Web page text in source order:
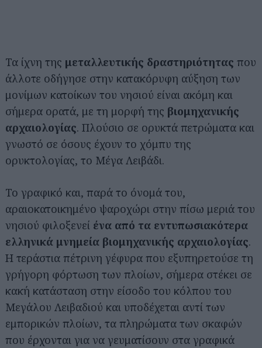
Τα ίχνη της μεταλλευτικής δραστηριότητας που
άλλοτε οδήγησε στην κατακόρυφη αύξηση των
μονίμων κατοίκων του νησιού είναι ακόμη και
σήμερα ορατά, με τη μορφή της βιομηχανικής
αρχαιολογίας. Πλούσιο σε ορυκτά πετρώματα και
γνωστό σε όσους έχουν το χόμπυ της
ορυκτολογίας, το Μέγα Λειβάδι.
Το γραφικό και, παρά το όνομά του,
αραιοκατοικημένο ψαροχώρι στην πίσω μεριά του
νησιού φιλοξενεί ένα από τα εντυπωσιακότερα
ελληνικά μνημεία βιομηχανικής αρχαιολογίας.
Η τεράστια πέτρινη γέφυρα που εξυπηρετούσε τη
γρήγορη φόρτωση των πλοίων, σήμερα στέκει σε
κακή κατάσταση στην είσοδο του κόλπου του
Μεγάλου Λειβαδιού και υποδέχεται αντί των
εμπορικών πλοίων, τα πληρώματα των σκαφών
που έρχονται για να γευματίσουν στα γραφικά